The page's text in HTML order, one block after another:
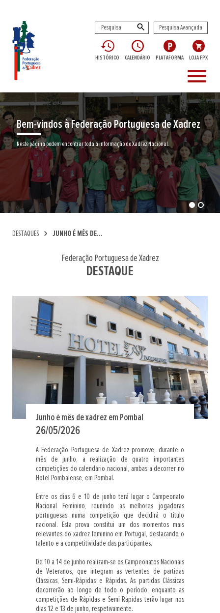
Pesquisa Avançada
HISTÓRICO CALENDÁRIO PLATAFORMA LOJA FPX
menu
Bem-vindos à Federação Portuguesa de Xadrez
Neste página podem encontrar toda a informação do Xadrez Nacional.
DESTAQUES chevron_right JUNHO É MÊS DE...
Federação Portuguesa de Xadrez
DESTAQUE
Junho é mês de xadrez em Pombal
26/05/2026
A Federação Portuguesa de Xadrez promove, durante o
mês de junho, a realização de quatro importantes
competições do calendário nacional, ambas a decorrer no
Hotel Pombalense, em Pombal.
Entre os dias 6 e 10 de junho terá lugar o Campeonato
Nacional Feminino, reunindo as melhores jogadoras
portuguesas numa competição que decidirá o título
nacional. Esta prova constitui um dos momentos mais
relevantes do xadrez feminino em Portugal, destacando o
talento e a competitividade das participantes.
De 10 a 14 de junho realizam-se os Campeonatos Nacionais
de Veteranos, que integram as vertentes de partidas
Clássicas, Semi-Rápidas e Rápidas. As partidas Clássicas
decorrerão ao longo de todo o período, enquanto as
competições de Rápidas e Semi-Rápidas terão lugar nos
dias 12 e 13 de junho, respetivamente.